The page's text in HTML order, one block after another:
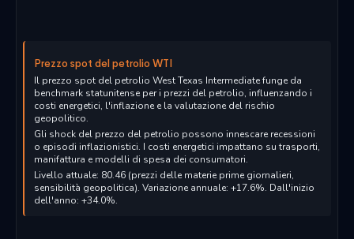
Prezzo spot del petrolio WTI
Il prezzo spot del petrolio West Texas Intermediate funge da
benchmark statunitense per i prezzi del petrolio, influenzando i
costi energetici, l'inflazione e la valutazione del rischio
geopolitico.
Gli shock del prezzo del petrolio possono innescare recessioni
o episodi inflazionistici. I costi energetici impattano su trasporti,
manifattura e modelli di spesa dei consumatori.
Livello attuale: 80.46 (prezzi delle materie prime giornalieri,
sensibilità geopolitica). Variazione annuale: +17.6%. Dall'inizio
dell'anno: +34.0%.